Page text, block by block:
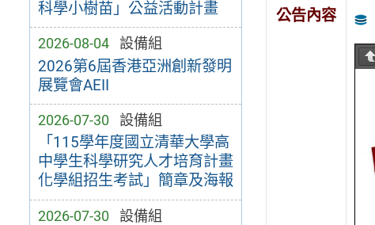
科學小樹苗」公益活動計畫
2026-08-04 設備組
2026第6屆香港亞洲創新發明
展覽會AEII
2026-07-30 設備組
「115學年度國立清華大學高
中學生科學研究人才培育計畫
化學組招生考試」簡章及海報
2026-07-30 設備組
公告內容